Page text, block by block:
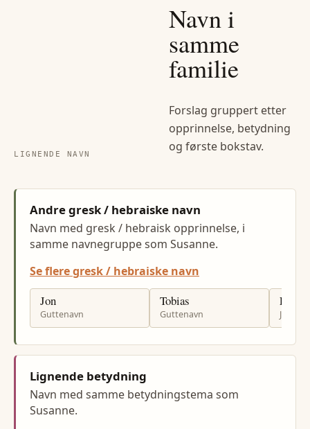
LIGNENDE NAVN
Navn i
samme
familie
Forslag gruppert etter
opprinnelse, betydning
og første bokstav.
Andre gresk / hebraiske navn
Navn med gresk / hebraisk opprinnelse, i
samme navnegruppe som Susanne.
Se flere gresk / hebraiske navn
Jon
Guttenavn
Tobias
Guttenavn
Elise
Lignende betydning
Navn med samme betydningstema som
Susanne.